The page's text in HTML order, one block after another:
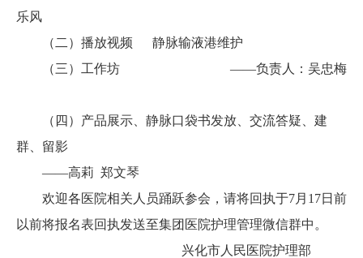
乐风
（二）播放视频 静脉输液港维护
（三）工作坊 ——负责人：吴忠梅
（四）产品展示、静脉口袋书发放、交流答疑、建
群、留影
——高莉 郑文琴
欢迎各医院相关人员踊跃参会，请将回执于7月17日前
以前将报名表回执发送至集团医院护理管理微信群中。
兴化市人民医院护理部